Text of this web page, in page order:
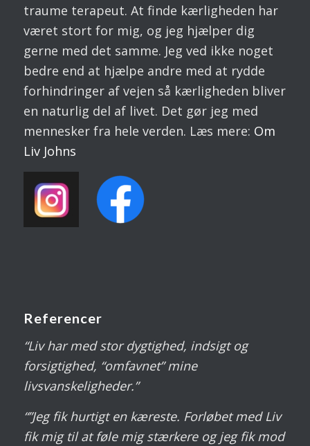
traume terapeut. At finde kærligheden har
været stort for mig, og jeg hjælper dig
gerne med det samme. Jeg ved ikke noget
bedre end at hjælpe andre med at rydde
forhindringer af vejen så kærligheden bliver
en naturlig del af livet. Det gør jeg med
mennesker fra hele verden. Læs mere: Om
Liv Johns
Referencer
“Liv har med stor dygtighed, indsigt og
forsigtighed, “omfavnet” mine
livsvanskeligheder.”
“”Jeg fik hurtigt en kæreste. Forløbet med Liv
fik mig til at føle mig stærkere og jeg fik mod